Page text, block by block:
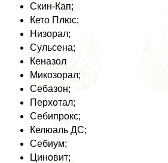
Скин-Кап;
Кето Плюс;
Низорал;
Сульсена;
Кеназол
Микозорал;
Себазон;
Перхотал;
Себипрокс;
Келюаль ДС;
Себиум;
Циновит;